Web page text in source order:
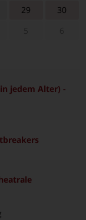
29
30
jedem Alter) -